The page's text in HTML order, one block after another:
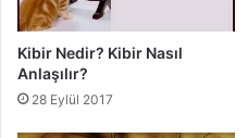
l
m
k
Kibir Nedir? Kibir Nasıl
Anlaşılır?
28 Eylül 2017